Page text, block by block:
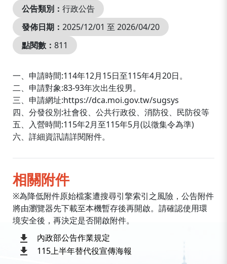
公告類別： 行政公告
發佈日期： 2025/12/01 至 2026/04/20
點閱數： 811
一、申請時間:114年12月15日至115年4月20日。
二、申請對象:83-93年次出生役男。
三、申請網址:https://dca.moi.gov.tw/sugsys
四、分發役別:社會役、公共行政役、消防役、民防役等
五、入營時間:115年2月至115年5月(以徵集令為準)
六、詳細資訊請詳閱附件。
相關附件
※為降低附件原始檔案遭搜尋引擎索引之風險，公告附件
將由瀏覽器先下載至本機暫存後再開啟。請確認使用環
境安全後，再決定是否開啟附件。
內政部公告作業規定
115上半年替代役宣傳海報